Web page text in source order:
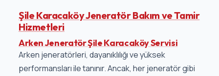
Şile Karacaköy Jeneratör Bakım ve Tamir
Hizmetleri
Arken Jeneratör Şile Karacaköy Servisi
Arken jeneratörleri, dayanıklılığı ve yüksek
performansları ile tanınır. Ancak, her jeneratör gibi